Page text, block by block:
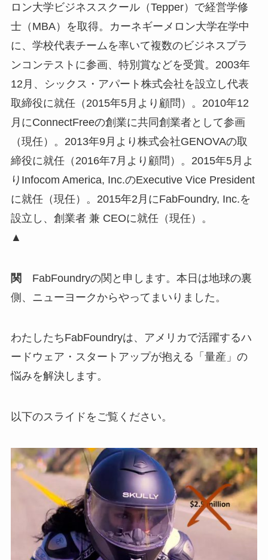
ロン大学ビジネススクール（Tepper）で経営学修
士（MBA）を取得。カーネギーメロン大学在学中
に、学校代表チームを率いて複数のビジネスプラ
ンコンテストに参画、特別賞などを受賞。2003年
12月、シックス・アパート株式会社を設立し代表
取締役に就任（2015年5月より顧問）。2010年12
月にConnectFreeの創業に共同創業者として参画
（現任）。2013年9月より株式会社GENOVAの取
締役に就任（2016年7月より顧問）。2015年5月よ
りInfocom America, Inc.のExecutive Vice President
に就任（現任）。2015年2月にFabFoundry, Inc.を
設立し、創業者 兼 CEOに就任（現任）。
▲
関 FabFoundryの関と申します。本日は地球の裏
側、ニューヨークからやってまいりました。
わたしたちFabFoundryは、アメリカで活躍するハ
ードウェア・スタートアップが抱える「量産」の
悩みを解決します。
以下のスライドをご覧ください。